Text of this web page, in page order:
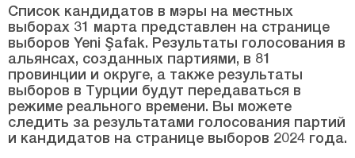
СЕЛЕНДИ
СОМА
ТУРГУТЛУ
ЮНУСЭМРЕ
Мардин
Список кандидатов в мэры на местных
выборах 31 марта представлен на странице
выборов Yeni Şafak. Результаты голосования в
альянсах, созданных партиями, в 81
провинции и округе, а также результаты
выборов в Турции будут передаваться в
режиме реального времени. Вы можете
следить за результатами голосования партий
и кандидатов на странице выборов 2024 года.